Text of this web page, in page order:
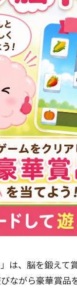
は、脳を鍛えて
ながら豪華賞品